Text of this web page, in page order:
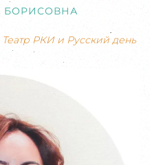
БОРИСОВНА
РКИ и Русский день